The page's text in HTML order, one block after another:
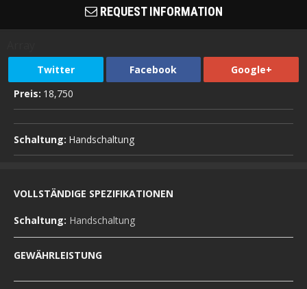
REQUEST INFORMATION
Twitter Facebook
Google+
Preis: 18,750
Schaltung: Handschaltung
VOLLSTÄNDIGE SPEZIFIKATIONEN
Schaltung: Handschaltung
GEWÄHRLEISTUNG